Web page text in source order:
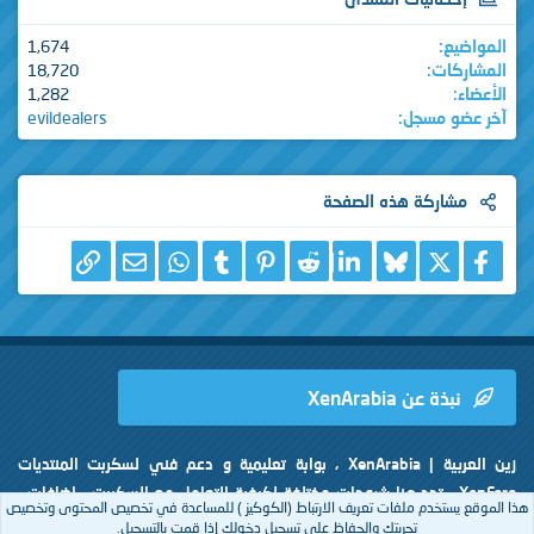
المواضيع
1,674
المشاركات
18,720
الأعضاء
1,282
آخر عضو مسجل
evildealers
مشاركة هذه الصفحة
فيسبوكBluesky
LinkedIn
Reddit
Pinterest
Tumblr
WhatsAppالبريد الإلكتروني
نبذة عن XenArabia
زين العربية | XenArabia ، بوابة تعليمية و دعم فني لسكربت المنتديات
XenForo ، تجد هنا شروحات مختلفة لكيفية التعامل مع السكربت ، إضافات ،
تعريبات ، إستايلات و حل لكافة المشاكل المتعلقة بسكربت زين فورو.
هذا الموقع يستخدم ملفات تعريف الارتباط (الكوكيز ) للمساعدة في تخصيص المحتوى وتخصيص
تجربتك والحفاظ على تسجيل دخولك إذا قمت بالتسجيل.